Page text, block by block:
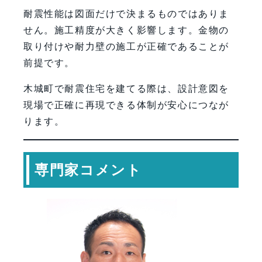
耐震性能は図面だけで決まるものではありま
せん。施工精度が大きく影響します。金物の
取り付けや耐力壁の施工が正確であることが
前提です。
木城町で耐震住宅を建てる際は、設計意図を
現場で正確に再現できる体制が安心につなが
ります。
専門家コメント